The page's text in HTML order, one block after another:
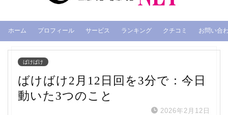
ホーム プロフィール サービス ランキング クチコミ お問い合
ばけばけ
ばけばけ2月12日回を3分で：今日
動いた3つのこと
2026年2月12日